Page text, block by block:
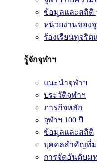
ข้อมูลและสถิติ
หน่วยงานของ
ร้องเรียนทุจริ
รู้จักจุฬาฯ
แนะนำจุฬาฯ
ประวัติจุฬาฯ
ภารกิจหลัก
จุฬาฯ 100 ปี
ข้อมูลและสถิติ
บุคคลสำคัญที่ม
การจัดอันดับม